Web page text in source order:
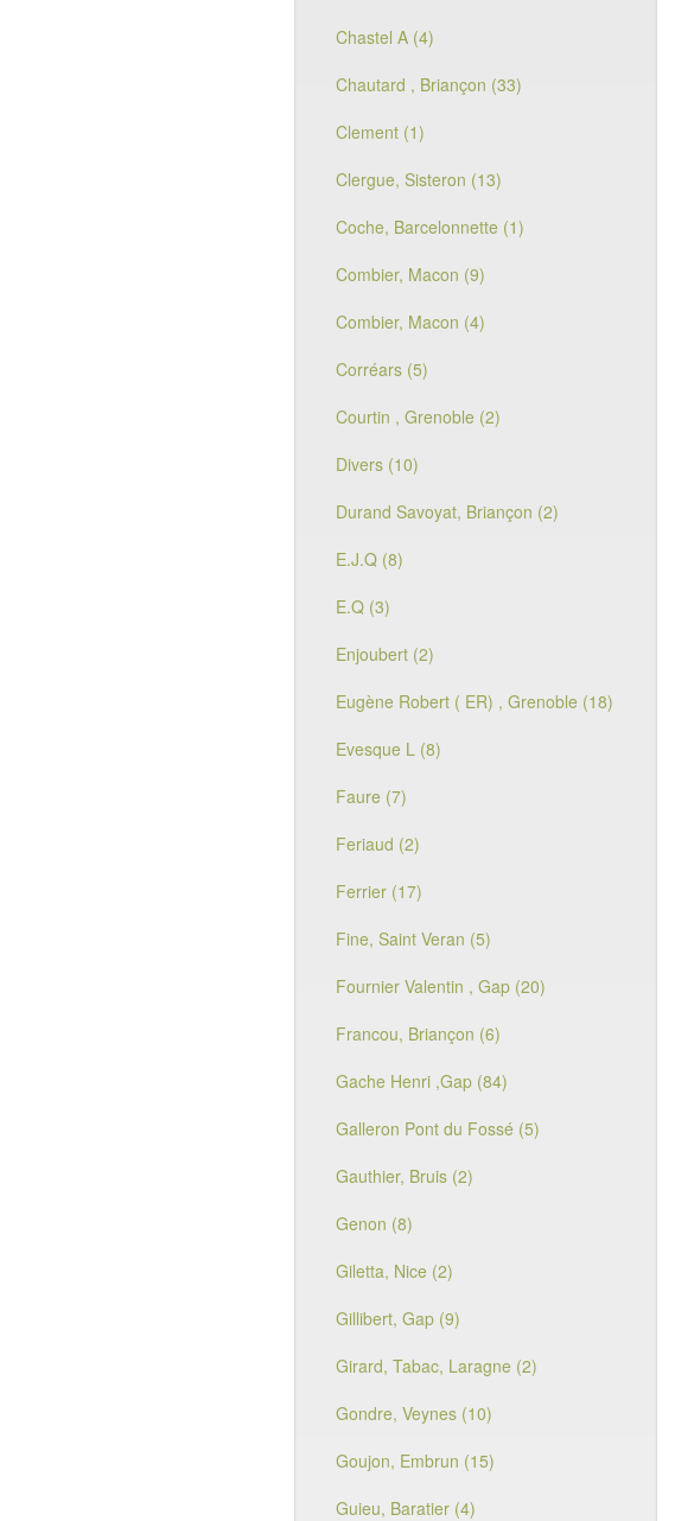
Chastel A (4)
Chautard , Briançon (33)
Clement (1)
Clergue, Sisteron (13)
Coche, Barcelonnette (1)
Combier, Macon (9)
Combier, Macon (4)
Corréars (5)
Courtin , Grenoble (2)
Divers (10)
Durand Savoyat, Briançon (2)
E.J.Q (8)
E.Q (3)
Enjoubert (2)
Eugène Robert ( ER) , Grenoble (18)
Evesque L (8)
Faure (7)
Feriaud (2)
Ferrier (17)
Fine, Saint Veran (5)
Fournier Valentin , Gap (20)
Francou, Briançon (6)
Gache Henri ,Gap (84)
Galleron Pont du Fossé (5)
Gauthier, Bruis (2)
Genon (8)
Giletta, Nice (2)
Gillibert, Gap (9)
Girard, Tabac, Laragne (2)
Gondre, Veynes (10)
Goujon, Embrun (15)
Guieu, Baratier (4)